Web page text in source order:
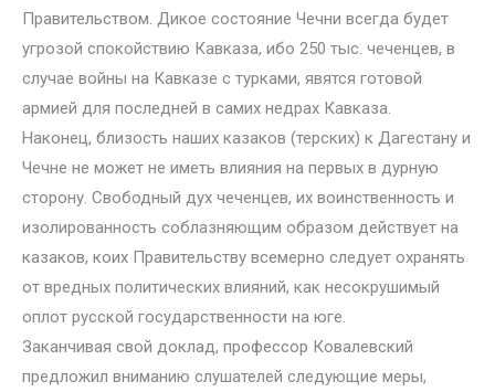
Правительством. Дикое состояние Чечни всегда будет
угрозой спокойствию Кавказа, ибо 250 тыс. чеченцев, в
случае войны на Кавказе с турками, явятся готовой
армией для последней в самих недрах Кавказа.
Наконец, близость наших казаков (терских) к Дагестану и
Чечне не может не иметь влияния на первых в дурную
сторону. Свободный дух чеченцев, их воинственность и
изолированность соблазняющим образом действует на
казаков, коих Правительству всемерно следует охранять
от вредных политических влияний, как несокрушимый
оплот русской государственности на юге.
Заканчивая свой доклад, профессор Ковалевский
предложил вниманию слушателей следующие меры,